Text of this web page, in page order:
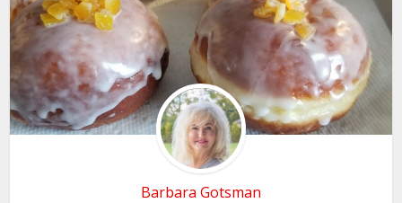
Barbara Gotsman